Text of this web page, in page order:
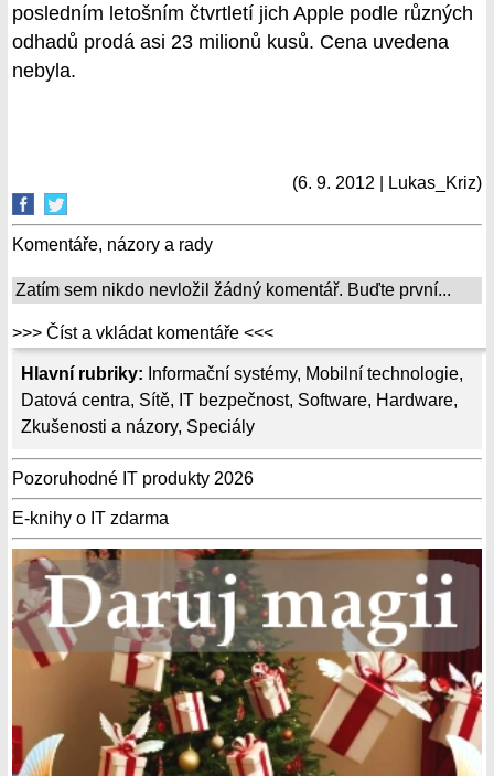
Hlavní rubriky: Informační systémy, Mobilní technologie,
Datová centra, Sítě, IT bezpečnost, Software, Hardware,
Zkušenosti a názory, Speciály
Pozoruhodné IT produkty 2026
E-knihy o IT zdarma
posledním letošním čtvrtletí jich Apple podle různých
odhadů prodá asi 23 milionů kusů. Cena uvedena
nebyla.
(6. 9. 2012 | Lukas_Kriz)
Komentáře, názory a rady
Zatím sem nikdo nevložil žádný komentář. Buďte první...
>>> Číst a vkládat komentáře <<<